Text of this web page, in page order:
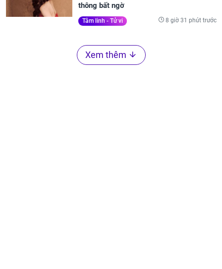
thông bất ngờ
Tâm linh - Tử vi 8 giờ 31 phút trước
Xem thêm